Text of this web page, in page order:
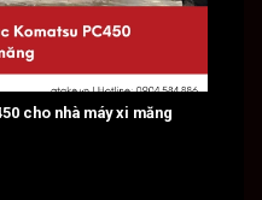
cho nhà máy xi măng